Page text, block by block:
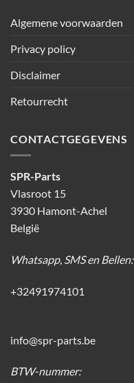
Algemene voorwaarden
Privacy policy
Disclaimer
Retourrecht
CONTACTGEGEVENS
SPR-Parts
Vlasroot 15
3930 Hamont-Achel
België
Whatsapp, SMS en Bellen:
+32491974101
info@spr-parts.be
BTW-nummer: